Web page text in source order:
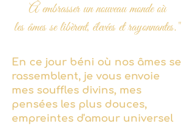
À embrasser un nouveau monde où
les âmes se libèrent, élevées et rayonnantes."
En ce jour béni où nos âmes se
rassemblent, je vous envoie
mes souffles divins, mes
pensées les plus douces,
empreintes d'amour universel